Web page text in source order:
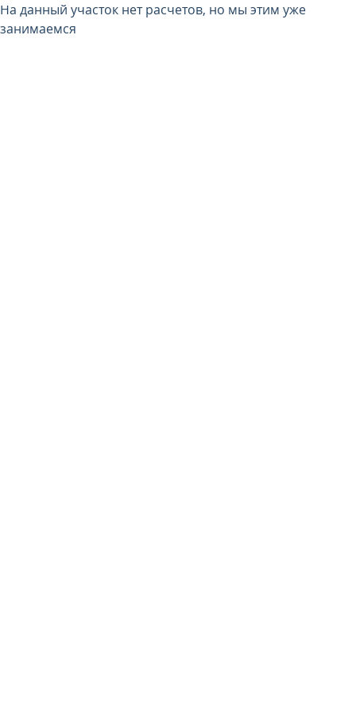
На данный участок нет расчетов, но мы этим уже
занимаемся